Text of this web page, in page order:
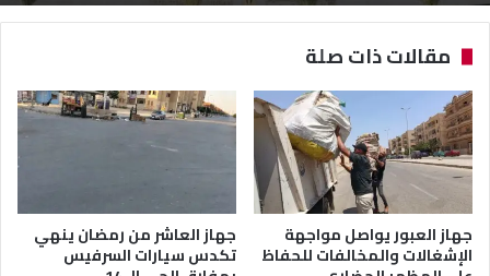
مقالات ذات صلة
جهاز العبور يواصل مواجهة
الإشغالات والمخالفات للحفاظ
جهاز العاشر من رمضان ينهي
تكدس سيارات السرفيس